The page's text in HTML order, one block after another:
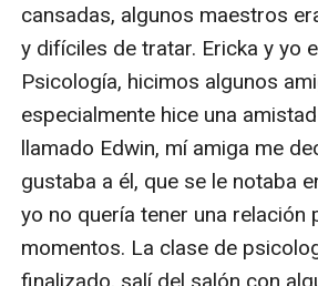
cansadas, algunos maestros
y difíciles de tratar. Ericka y yo
Psicología, hicimos algunos
especialmente hice una
llamado Edwin, mí amiga me
gustaba a él, que se le notaba
yo no quería tener una relación
momentos. La clase de
finalizado, salí del salón con